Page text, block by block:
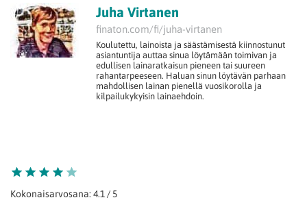
Juha Virtanen
finaton.com/fi/juha-virtanen
Koulutettu, lainoista ja säästämisestä kiinnostunut
asiantuntija auttaa sinua löytämään toimivan ja
edullisen lainaratkaisun pieneen tai suureen
rahantarpeeseen. Haluan sinun löytävän parhaan
mahdollisen lainan pienellä vuosikorolla ja
kilpailukykyisin lainaehdoin.
Kokonaisarvosana: 4.1 / 5